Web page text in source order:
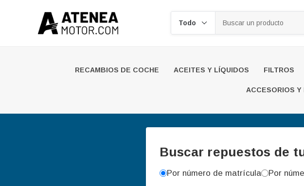
RECAMBIOS DE COCHE ACEITES Y LÍQUIDOS FILTROS
ACCESORIOS Y
Buscar repuestos de
Por número de matrícula Por